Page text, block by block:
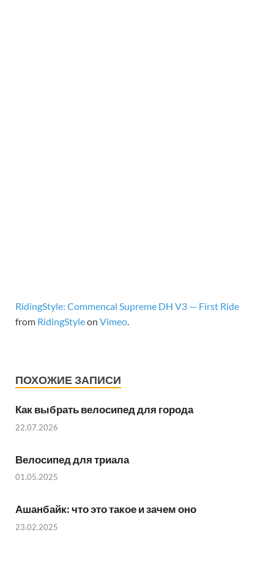
RidingStyle: Commencal Supreme DH V3 — First Ride
from RidingStyleon Vimeo.
ПОХОЖИЕ ЗАПИСИ
Как выбрать велосипед для города
22.07.2026
Велосипед для триала
01.05.2025
Ашанбайк: что это такое и зачем оно
23.02.2025